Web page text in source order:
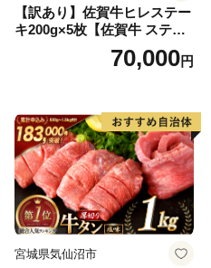
【訳あり】佐賀牛ヒレステー
キ200g×5枚【佐賀牛 ステー
キ ブランド肉 ヒレ肉 フィレ
肉 ジューシー ヘルシー】(H0
70,000円
宮城県気仙沼市